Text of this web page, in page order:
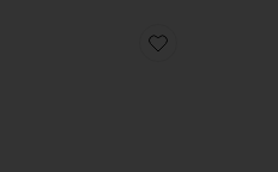
Favorite